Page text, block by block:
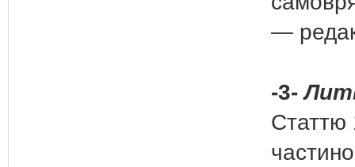
—
-3-
Статтю